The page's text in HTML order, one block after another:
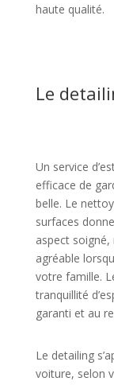
haute qualité.
Le
Un service
efficace de
belle. Le
surfaces
aspect
agréable
votre famille.
tranquillité
garanti et au
Le detailing
voiture, selon